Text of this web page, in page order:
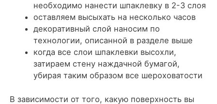
необходимо нанести шпаклевку в 2-3 слоя
оставляем высыхать на несколько часов
декоративный слой наносим по
технологии, описанной в разделе выше
когда все слои шпаклевки высохли,
затираем стену наждачной бумагой,
убирая таким образом все шероховатости
В зависимости от того, какую поверхность вы